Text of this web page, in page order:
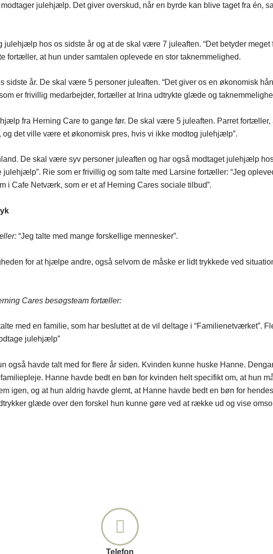
julehjælp. Det giver overskud, når en byrde kan blive taget fra én,
hos os sidste år og at de skal være 7 juleaften. “Det betyder
fortæller, at hun under samtalen oplevede en stor taknemmelighed.
sidste år. De skal være 5 personer juleaften. “Det giver os en økonomisk
er frivillig medarbejder, fortæller at Irina udtrykte glæde og
fra Herning Care to gange før. De skal være 5 juleaften. Parret
det ville være et økonomisk pres, hvis vi ikke modtog julehjælp”.
De skal være syv personer juleaften og har også modtaget julehjælp
julehjælp”. Rie som er frivillig og som talte med Larsine fortæller: “Jeg
i Cafe Netværk, som er et af Herning Cares sociale tilbud”.
“Jeg talte med mange forskellige mennesker”.
for at hjælpe andre, også selvom de måske er lidt trykkede ved
Cares besøgsteam fortæller:
med en familie, som har besluttet at de vil deltage i “Familienetværket”.
julehjælp”
også havde talt med for flere år siden. Kvinden kunne huske Hanne.
Hanne havde bedt en bøn for kvinden helt specifikt om, at hun
igen, og at hun aldrig havde glemt, at Hanne havde bedt en bøn for
glæde over den forskel hun kunne gøre ved at række ud og vise
Telefon